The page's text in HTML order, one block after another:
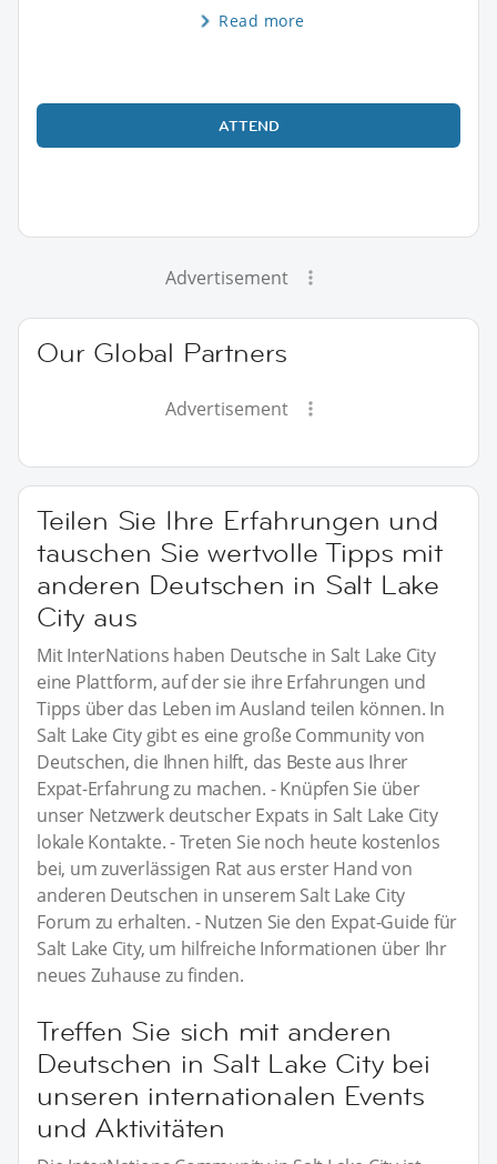
Read more
ATTEND
Advertisement
Our Global Partners
Advertisement
Teilen Sie Ihre Erfahrungen und
tauschen Sie wertvolle Tipps mit
anderen Deutschen in Salt Lake
City aus
Mit InterNations haben Deutsche in Salt Lake City
eine Plattform, auf der sie ihre Erfahrungen und
Tipps über das Leben im Ausland teilen können. In
Salt Lake City gibt es eine große Community von
Deutschen, die Ihnen hilft, das Beste aus Ihrer
Expat-Erfahrung zu machen. - Knüpfen Sie über
unser Netzwerk deutscher Expats in Salt Lake City
lokale Kontakte. - Treten Sie noch heute kostenlos
bei, um zuverlässigen Rat aus erster Hand von
anderen Deutschen in unserem Salt Lake City
Forum zu erhalten. - Nutzen Sie den Expat-Guide für
Salt Lake City, um hilfreiche Informationen über Ihr
neues Zuhause zu finden.
Treffen Sie sich mit anderen
Deutschen in Salt Lake City bei
unseren internationalen Events
und Aktivitäten